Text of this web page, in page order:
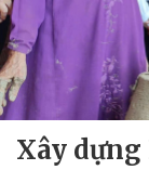
Xây dựng